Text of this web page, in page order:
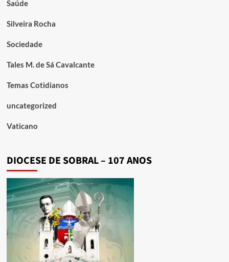
Saúde
Silveira Rocha
Sociedade
Tales M. de Sá Cavalcante
Temas Cotidianos
uncategorized
Vaticano
DIOCESE DE SOBRAL – 107 ANOS